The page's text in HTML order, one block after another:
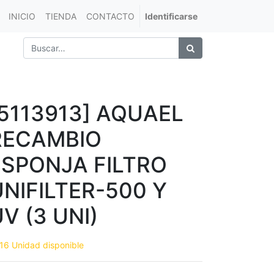
INICIO TIENDA CONTACTO Identificarse
AQUAEL
FILTRO
500 Y
(3 UNI)
Unidad disponible